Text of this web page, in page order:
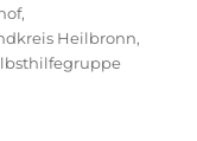
,
Heilbronn,